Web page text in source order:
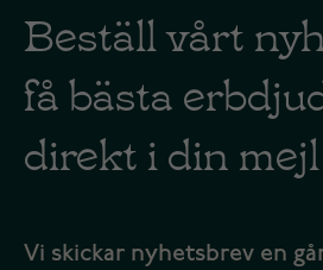
Beställ vårt
få bästa
direkt i din mejl
Vi skickar nyhetsbrev en